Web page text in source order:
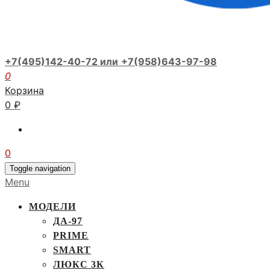
+7(495)142-40-72 или +7(958)643-97-98
0
Корзина
0 ₽
0
Toggle navigation
Menu
МОДЕЛИ
ДА-97
PRIME
SMART
ЛЮКС 3К